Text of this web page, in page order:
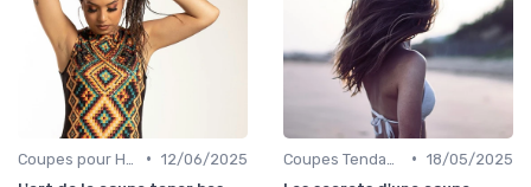
• 12/06/2025
• 18/05/2025